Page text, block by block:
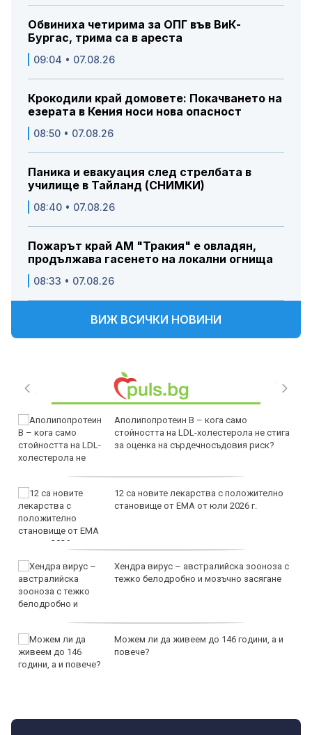
Обвиниха четирима за ОПГ във ВиК-
Бургас, трима са в ареста
09:04 • 07.08.26
Крокодили край домовете: Покачването на
езерата в Кения носи нова опасност
08:50 • 07.08.26
Паника и евакуация след стрелбата в
училище в Тайланд (СНИМКИ)
08:40 • 07.08.26
Пожарът край АМ "Тракия" е овладян,
продължава гасенето на локални огнища
08:33 • 07.08.26
ВИЖ ВСИЧКИ НОВИНИ
Аполипопротеин B – кога само
стойността на LDL-холестерола не стига
за оценка на сърдечносъдовия риск?
12 са новите лекарства с положително
становище от ЕМА от юли 2026 г.
Хендра вирус – австралийска зооноза с
тежко белодробно и мозъчно засягане
Можем ли да живеем до 146 години, а и
повече?